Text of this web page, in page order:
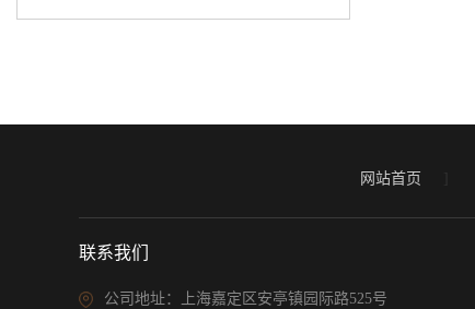
网站首页
联系我们
公司地址：上海嘉定区安亭镇园际路525号